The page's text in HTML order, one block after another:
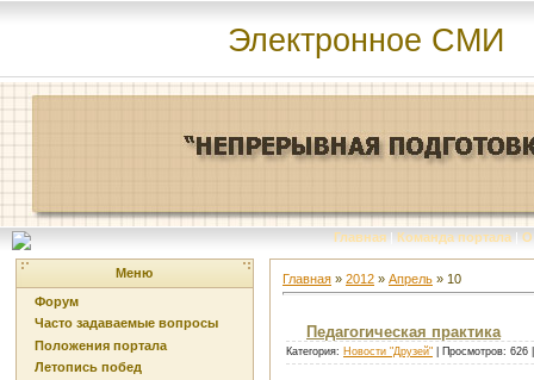
Электронное СМИ
Главная | Команда портала | О
Меню
Форум
Часто задаваемые вопросы
Положения портала
Летопись побед
Главная » 2012 » Апрель » 10
Педагогическая практика
Категория: Новости "Друзей" | Просмотров: